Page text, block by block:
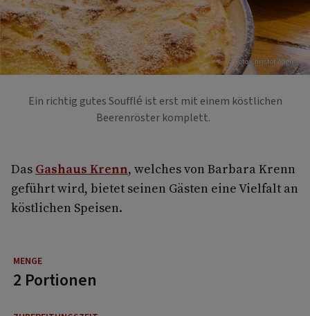
Foto: Christof Wagner
Ein richtig gutes Soufflé ist erst mit einem köstlichen
Beerenröster komplett.
Das Gashaus Krenn, welches von Barbara Krenn
geführt wird, bietet seinen Gästen eine Vielfalt an
köstlichen Speisen.
2 Portionen